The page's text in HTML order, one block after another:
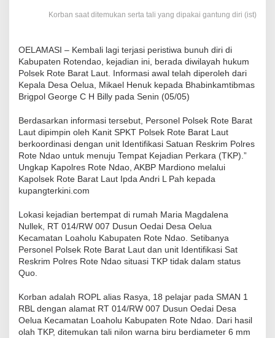
Korban saat ditemukan serta tali yang dipakai gantung diri (ist)
OELAMASI – Kembali lagi terjasi peristiwa bunuh diri di
Kabupaten Rotendao, kejadian ini, berada diwilayah hukum
Polsek Rote Barat Laut. Informasi awal telah diperoleh dari
Kepala Desa Oelua, Mikael Henuk kepada Bhabinkamtibmas
Brigpol George C H Billy pada Senin (05/05)
Berdasarkan informasi tersebut, Personel Polsek Rote Barat
Laut dipimpin oleh Kanit SPKT Polsek Rote Barat Laut
berkoordinasi dengan unit Identifikasi Satuan Reskrim Polres
Rote Ndao untuk menuju Tempat Kejadian Perkara (TKP).”
Ungkap Kapolres Rote Ndao, AKBP Mardiono melalui
Kapolsek Rote Barat Laut Ipda Andri L Pah kepada
kupangterkini.com
Lokasi kejadian bertempat di rumah Maria Magdalena
Nullek, RT 014/RW 007 Dusun Oedai Desa Oelua
Kecamatan Loaholu Kabupaten Rote Ndao. Setibanya
Personel Polsek Rote Barat Laut dan unit Identifikasi Sat
Reskrim Polres Rote Ndao situasi TKP tidak dalam status
Quo.
Korban adalah ROPL alias Rasya, 18 pelajar pada SMAN 1
RBL dengan alamat RT 014/RW 007 Dusun Oedai Desa
Oelua Kecamatan Loaholu Kabupaten Rote Ndao. Dari hasil
olah TKP, ditemukan tali nilon warna biru berdiameter 6 mm